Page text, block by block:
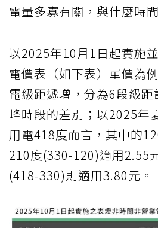
電量多寡有關，與什麼時
以2025年10月1日起實施
電價表（如下表）單價為
電級距遞增，分為6段級
峰時段的差別；以2025年
用電418度而言，其中的
210度(330-120)適用2.55
(418-330)則適用3.80元。